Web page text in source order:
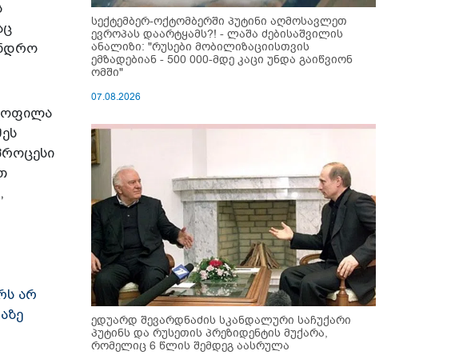
არ
სექტემბერ-ოქტომბერში პუტინი აღმოსავლეთ
ევროპას დაარტყამს?! - ლაშა ძებისაშვილის
ანალიზი: "რუსები მობი­ლიზაციისთვის
ემზადებიან - 500 000-მდე კაცი უნდა გაიწვიონ
ომში"
07.08.2026
ედუარდ შევარდნაძის სკანდალური საჩუქარი
პუტინს და რუსეთის პრეზიდენტის მუქარა,
რომელიც 6 წლის შემდეგ აასრულა